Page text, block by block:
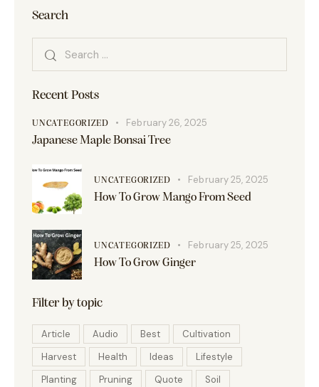
Search
Recent Posts
UNCATEGORIZED
February 26, 2025
Japanese Maple Bonsai Tree
UNCATEGORIZED
February 25, 2025
How To Grow Mango From Seed
UNCATEGORIZED
February 25, 2025
How To Grow Ginger
Filter by topic
Article Audio Best
Cultivation
Harvest
Health Ideas
Lifestyle
Planting
Pruning Quote
Soil